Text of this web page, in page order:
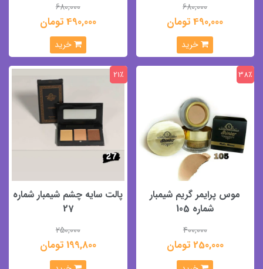
680,000
490,000 تومان
خرید
680,000
490,000 تومان
خرید
موس پرایمر گریم شیمبار
شماره 105
400,000
250,000 تومان
38٪
پالت سایه چشم شیمبار شماره
27
250,000
199,800 تومان
21٪